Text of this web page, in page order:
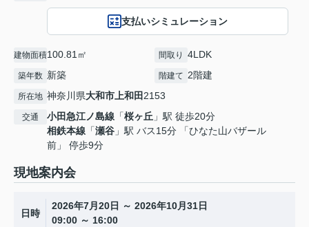
支払いシミュレーション
建物面積100.81㎡ 間取り 4LDK
築年数 新築 階建て 2階建
所在地 神奈川県大和市 上和田 2153
交通 小田急江ノ島線 「桜ヶ丘 」駅 徒歩20分
相鉄本線 「瀬谷 」駅 バス15分 「ひなた山バザール
前」 停歩9分
現地案内会
日時
2026年7月20日 ～ 2026年10月31日
09:00 ～ 16:00